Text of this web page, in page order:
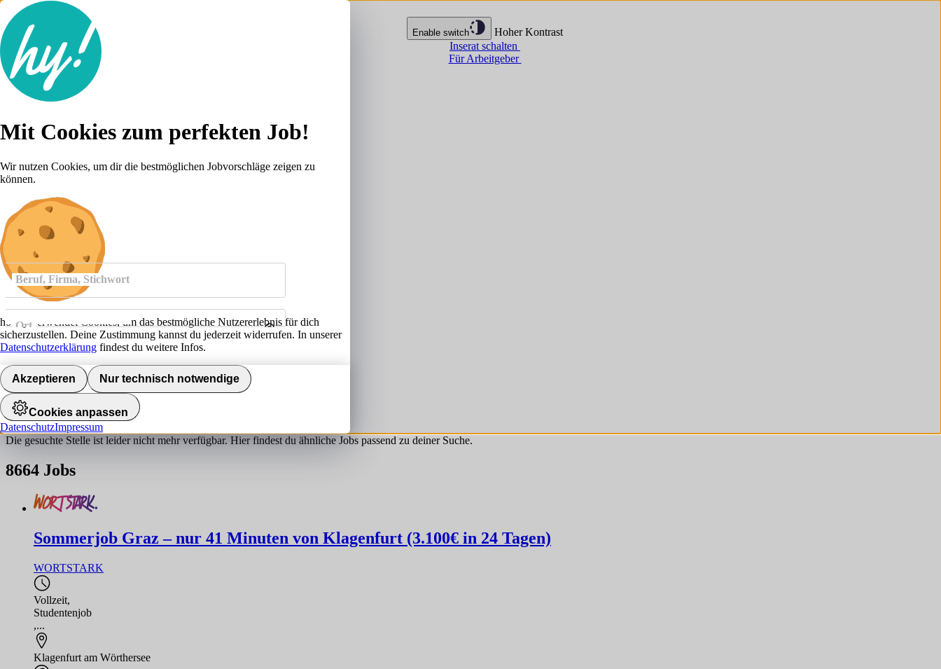
Enable switch
Hoher Kontrast
Inserat schalten
Für Arbeitgeber
Lebenslauf
Karriere-Tipps
Anmelden
Beruf, Firma, Stichwort
Ort
Umkreis
Jobs finden
Job nicht gefunden!
Die gesuchte Stelle ist leider nicht mehr verfügbar. Hier findest du ähnliche Jobs passend zu deiner Suche.
8664 Jobs
Sommerjob Graz – nur 41 Minuten von Klagenfurt (3.100€ in 24 Tagen)
WORTSTARK
Vollzeit,
Studentenjob
,...
Klagenfurt am Wörthersee
Mit Cookies zum perfekten Job!
Wir nutzen Cookies, um dir die bestmöglichen Jobvorschläge zeigen zu
können.
hokify verwendet Cookies, um das bestmögliche Nutzererlebnis für dich
sicherzustellen. Deine Zustimmung kannst du jederzeit widerrufen. In unserer
Datenschutzerklärung findest du weitere Infos.
Akzeptieren Nur technisch notwendige
Cookies anpassen
DatenschutzImpressum